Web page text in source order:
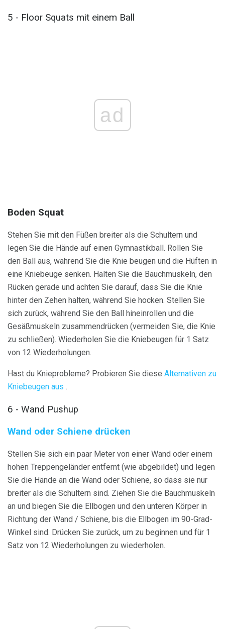
5 - Floor Squats mit einem Ball
ad
Boden Squat
Stehen Sie mit den Füßen breiter als die Schultern und
legen Sie die Hände auf einen Gymnastikball. Rollen Sie
den Ball aus, während Sie die Knie beugen und die Hüften in
eine Kniebeuge senken. Halten Sie die Bauchmuskeln, den
Rücken gerade und achten Sie darauf, dass Sie die Knie
hinter den Zehen halten, während Sie hocken. Stellen Sie
sich zurück, während Sie den Ball hineinrollen und die
Gesäßmuskeln zusammendrücken (vermeiden Sie, die Knie
zu schließen). Wiederholen Sie die Kniebeugen für 1 Satz
von 12 Wiederholungen.
Hast du Knieprobleme? Probieren Sie diese Alternativen zu
Kniebeugen aus .
6 - Wand Pushup
Wand oder Schiene drücken
Stellen Sie sich ein paar Meter von einer Wand oder einem
hohen Treppengeländer entfernt (wie abgebildet) und legen
Sie die Hände an die Wand oder Schiene, so dass sie nur
breiter als die Schultern sind. Ziehen Sie die Bauchmuskeln
an und biegen Sie die Ellbogen und den unteren Körper in
Richtung der Wand / Schiene, bis die Ellbogen im 90-Grad-
Winkel sind. Drücken Sie zurück, um zu beginnen und für 1
Satz von 12 Wiederholungen zu wiederholen.